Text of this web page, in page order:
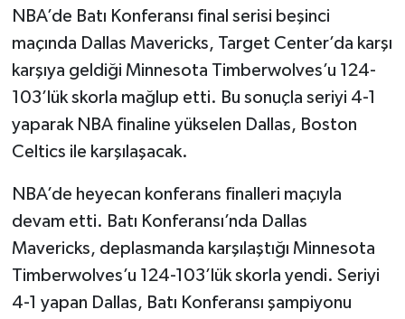
NBA’de Batı Konferansı final serisi beşinci
maçında Dallas Mavericks, Target Center’da karşı
karşıya geldiği Minnesota Timberwolves’u 124-
103’lük skorla mağlup etti. Bu sonuçla seriyi 4-1
yaparak NBA finaline yükselen Dallas, Boston
Celtics ile karşılaşacak.
NBA’de heyecan konferans finalleri maçıyla
devam etti. Batı Konferansı’nda Dallas
Mavericks, deplasmanda karşılaştığı Minnesota
Timberwolves’u 124-103’lük skorla yendi. Seriyi
4-1 yapan Dallas, Batı Konferansı şampiyonu